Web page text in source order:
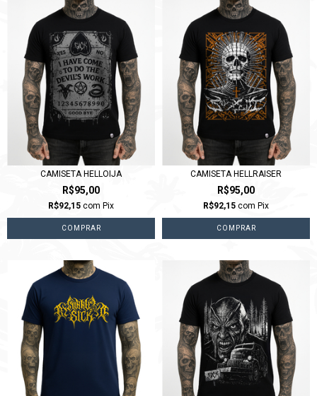
CAMISETA HELLOIJA
R$95,00
R$92,15 com Pix
COMPRAR
CAMISETA HELLRAISER
R$95,00
R$92,15 com Pix
COMPRAR